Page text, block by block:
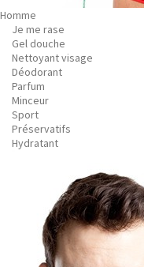
Homme
Je me rase
Gel douche
Nettoyant visage
Déodorant
Parfum
Minceur
Sport
Préservatifs
Hydratant